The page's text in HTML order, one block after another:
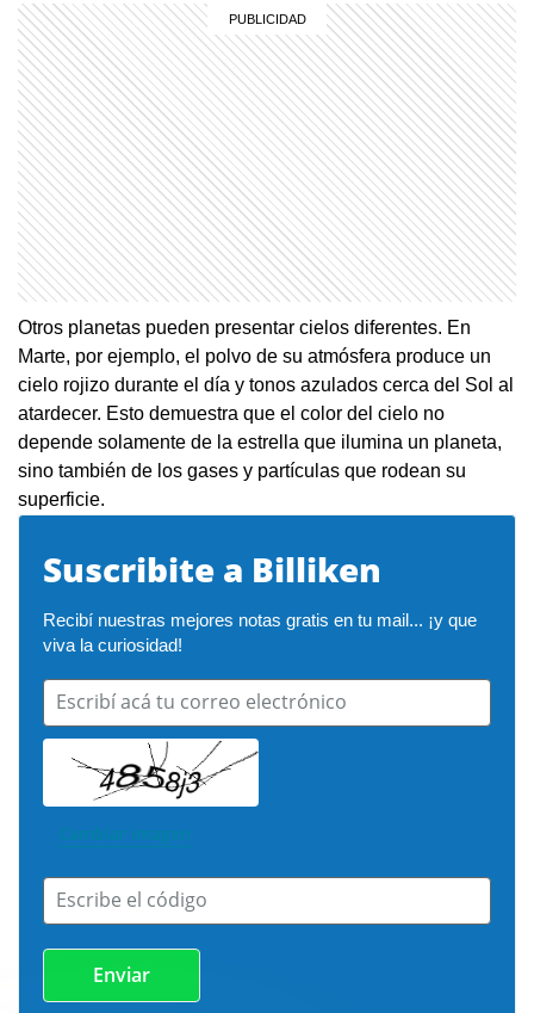
Otros planetas pueden presentar cielos diferentes. En
Marte, por ejemplo, el polvo de su atmósfera produce un
cielo rojizo durante el día y tonos azulados cerca del Sol al
atardecer. Esto demuestra que el color del cielo no
depende solamente de la estrella que ilumina un planeta,
sino también de los gases y partículas que rodean su
superficie.
Suscribite a Billiken
Recibí nuestras mejores notas gratis en tu mail... ¡y que
viva la curiosidad!
Escribí acá tu correo electrónico
Cambiar imagen
Escribe el código